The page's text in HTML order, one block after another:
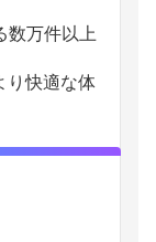
数万件以上
り快適な体